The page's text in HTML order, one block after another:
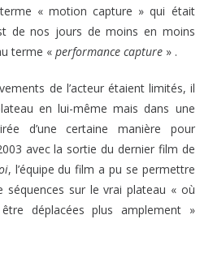
terme « motion capture » qui était
de nos jours de moins en moins
terme «performance capture » .
de l’acteur étaient limités, il
en lui-même mais dans une
d’une certaine manière pour
avec la sortie du dernier film de
, l’équipe du film a pu se permettre
séquences sur le vrai plateau « où
déplacées plus amplement »